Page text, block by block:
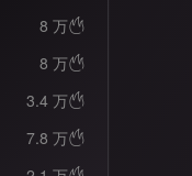
8 万
8 万
3.4 万
7.8 万